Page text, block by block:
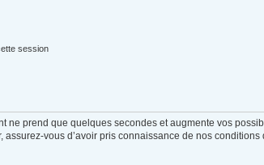
session
ne prend que quelques secondes et augmente vos
vous d’avoir pris connaissance de nos